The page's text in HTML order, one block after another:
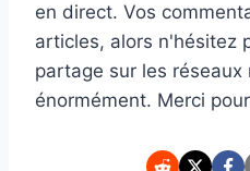
en direct. Vos
articles, alors n'hésitez
partage sur les réseaux
énormément. Merci